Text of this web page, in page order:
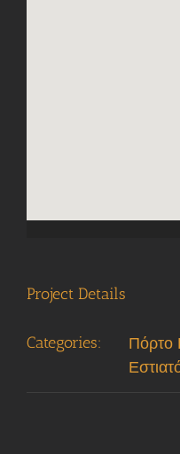
Project Details
Categories:
Πόρτο